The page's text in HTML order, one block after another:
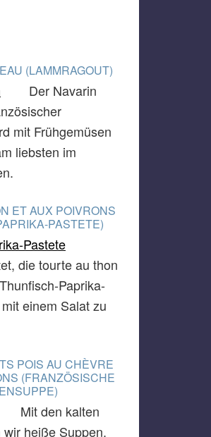
(LAMMRAGOUT)
Der Navarin
mit Frühgemüsen
liebsten im
ET AUX POIVRONS
PASTETE)
die tourte au thon
Paprika-
einem Salat zu
POIS AU CHÈVRE
(FRANZÖSISCHE
Mit den kalten
heiße Suppen.